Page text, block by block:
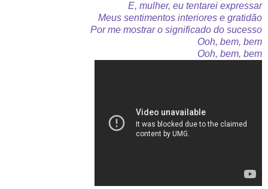
E, mulher, eu tentarei expressar
Meus sentimentos interiores e gratidão
Por me mostrar o significado do sucesso
Ooh, bem, bem
Ooh, bem, bem